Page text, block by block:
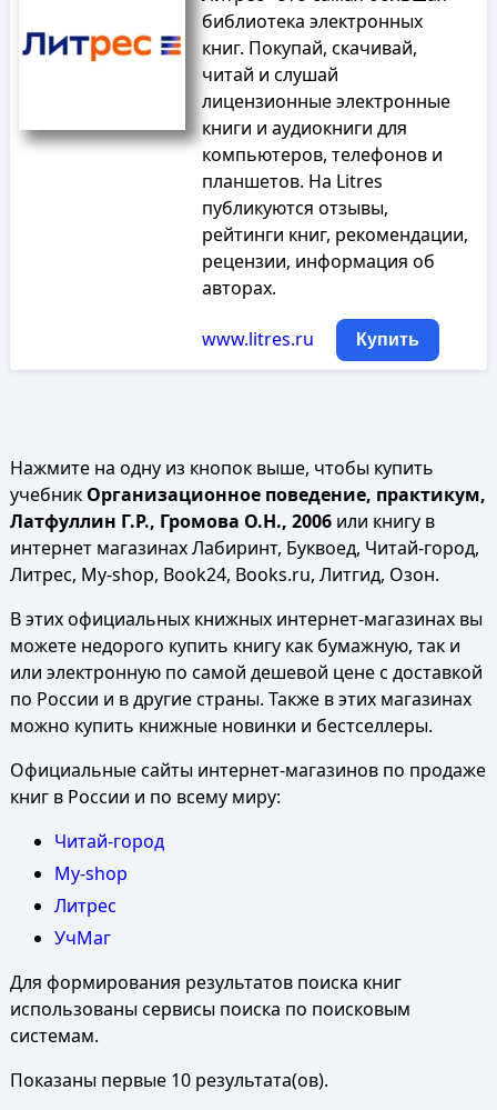
библиотека электронных
книг. Покупай, скачивай,
читай и слушай
лицензионные электронные
книги и аудиокниги для
компьютеров, телефонов и
планшетов. На Litres
публикуются отзывы,
рейтинги книг, рекомендации,
рецензии, информация об
авторах.
www.litres.ru Купить
Нажмите на одну из кнопок выше, чтобы купить
учебник Организационное поведение, практикум,
Латфуллин Г.Р., Громова О.Н., 2006или книгу в
интернет магазинах Лабиринт, Буквоед, Читай-город,
Литрес, My-shop, Book24, Books.ru, Литгид, Озон.
В этих официальных книжных интернет-магазинах вы
можете недорого купить книгу как бумажную, так и
или электронную по самой дешевой цене с доставкой
по России и в другие страны. Также в этих магазинах
можно купить книжные новинки и бестселлеры.
Официальные сайты интернет-магазинов по продаже
книг в России и по всему миру:
Читай-город
My-shop
Литрес
УчМаг
Для формирования результатов поиска книг
использованы сервисы поиска по поисковым
системам.
Показаны первые 10 результата(ов).